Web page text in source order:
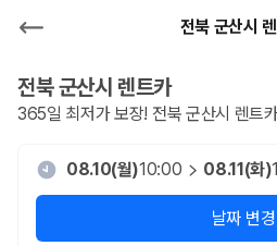
전북 군산시
전북 군산시 렌트카
365일 최저가 보장! 전북 군산시 렌트
08.10(월)10:00 08.11(화)
날짜 변경